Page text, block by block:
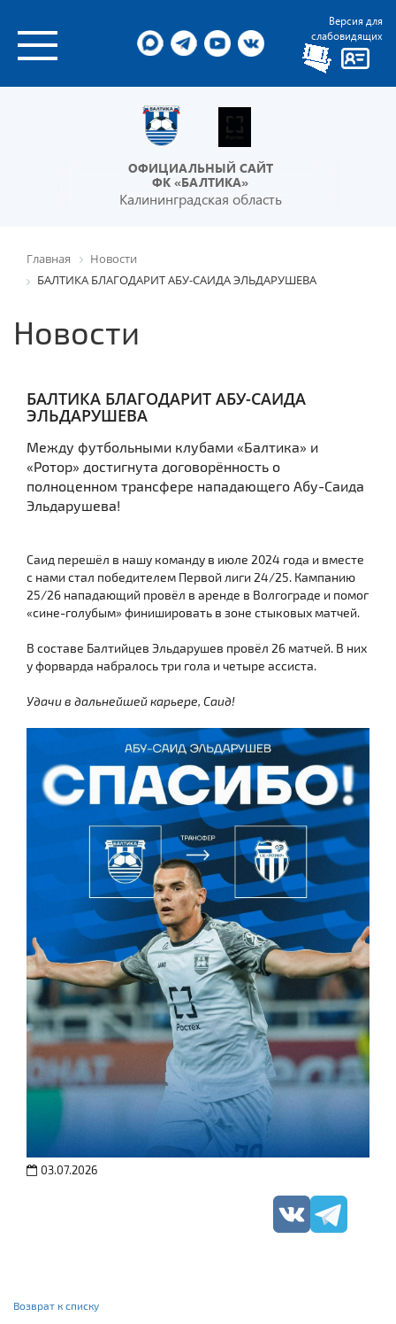
Версия для
слабовидящих
ОФИЦИАЛЬНЫЙ САЙТ
ФК «БАЛТИКА»
Калининградская область
Главная
Новости
БАЛТИКА БЛАГОДАРИТ АБУ-САИДА ЭЛЬДАРУШЕВА
Новости
БАЛТИКА БЛАГОДАРИТ АБУ-САИДА
ЭЛЬДАРУШЕВА
Между футбольными клубами «Балтика» и
«Ротор» достигнута договорённость о
полноценном трансфере нападающего Абу-Саида
Эльдарушева!
Саид перешёл в нашу команду в июле 2024 года и вместе
с нами стал победителем Первой лиги 24/25. Кампанию
25/26 нападающий провёл в аренде в Волгограде и помог
«сине-голубым» финишировать в зоне стыковых матчей.
В составе Балтийцев Эльдарушев провёл 26 матчей. В них
у форварда набралось три гола и четыре ассиста.
Удачи в дальнейшей карьере, Саид!
03.07.2026
Возврат к списку